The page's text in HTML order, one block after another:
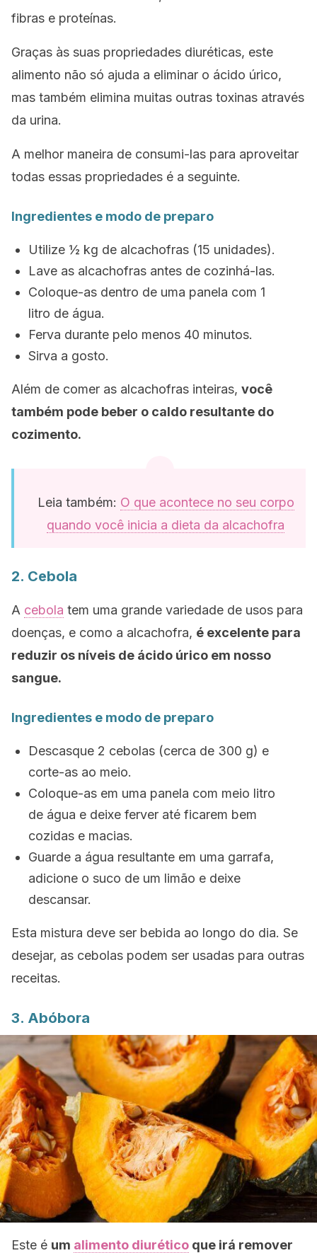
fibras e proteínas.
Graças às suas propriedades diuréticas, este
alimento não só ajuda a eliminar o ácido úrico,
mas também elimina muitas outras toxinas através
da urina.
A melhor maneira de consumi-las para aproveitar
todas essas propriedades é a seguinte.
Ingredientes e modo de preparo
Utilize ½ kg de alcachofras (15 unidades).
Lave as alcachofras antes de cozinhá-las.
Coloque-as dentro de uma panela com 1
litro de água.
Ferva durante pelo menos 40 minutos.
Sirva a gosto.
Além de comer as alcachofras inteiras, você
também pode beber o caldo resultante do
cozimento.
Leia também: O que acontece no seu corpo
quando você inicia a dieta da alcachofra
2. Cebola
A cebola tem uma grande variedade de usos para
doenças, e como a alcachofra, é excelente para
reduzir os níveis de ácido úrico em nosso
sangue.
Ingredientes e modo de preparo
Descasque 2 cebolas (cerca de 300 g) e
corte-as ao meio.
Coloque-as em uma panela com meio litro
de água e deixe ferver até ficarem bem
cozidas e macias.
Guarde a água resultante em uma garrafa,
adicione o suco de um limão e deixe
descansar.
Esta mistura deve ser bebida ao longo do dia. Se
desejar, as cebolas podem ser usadas para outras
receitas.
3. Abóbora
Este é um alimento diurético que irá remover